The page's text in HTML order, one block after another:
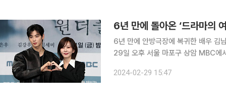
6년 만에 돌아온 ‘드라마의
6년 만에 안방극장에 복귀한 배우 김
29일 오후 서울 마포구 상암 MBC에
흡에 대해 100점 만점에 110점이라고
2024-02-29 15:47